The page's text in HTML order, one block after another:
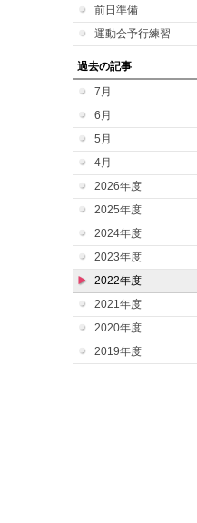
前日準備
運動会予行練習
過去の記事
7月
6月
5月
4月
2026年度
2025年度
2024年度
2023年度
2022年度
2021年度
2020年度
2019年度